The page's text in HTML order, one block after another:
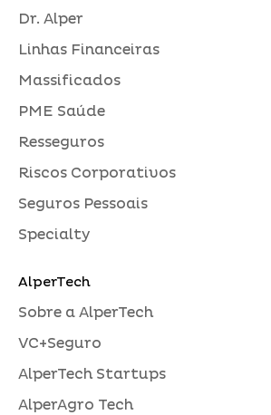
Dr. Alper
Linhas Financeiras
Massificados
PME Saúde
Resseguros
Riscos Corporativos
Seguros Pessoais
Specialty
AlperTech
Sobre a AlperTech
VC+Seguro
AlperTech Startups
AlperAgro Tech